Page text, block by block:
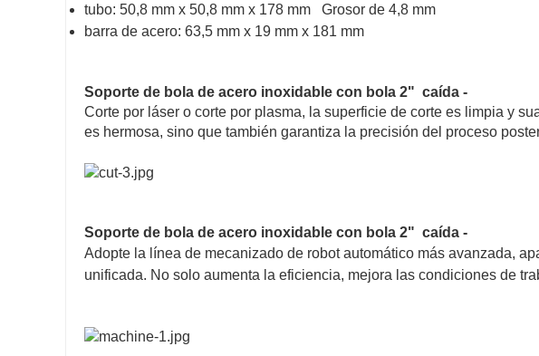
tubo: 50,8 mm x 50,8 mm x 178 mm Grosor de 4,8 mm
barra de acero: 63,5 mm x 19 mm x 181 mm
Soporte de bola de acero inoxidable con bola 2" caída -
Corte por láser o corte por plasma, la superficie de corte es limpia y
es hermosa, sino que también garantiza la precisión del proceso
Soporte de bola de acero inoxidable con bola 2" caída -
Adopte la línea de mecanizado de robot automático más avanzada,
unificada. No solo aumenta la eficiencia, mejora las condiciones de